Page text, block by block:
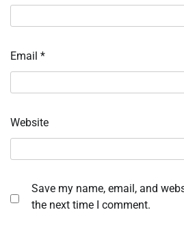
Email *
Website
Save my name, email, and
the next time I comment.